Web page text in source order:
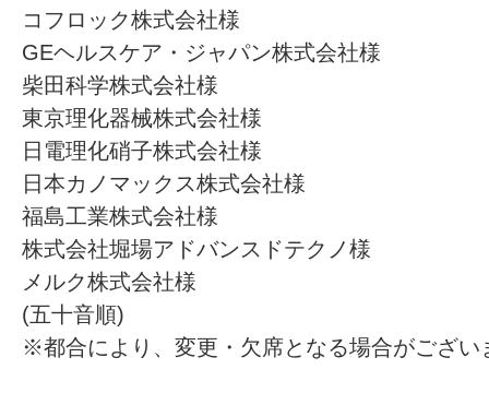
コフロック株式会社様
GEヘルスケア・ジャパン株式会社様
柴田科学株式会社様
東京理化器械株式会社様
日電理化硝子株式会社様
日本カノマックス株式会社様
福島工業株式会社様
株式会社堀場アドバンスドテクノ様
メルク株式会社様
(五十音順)
※都合により、変更・欠席となる場合がござい